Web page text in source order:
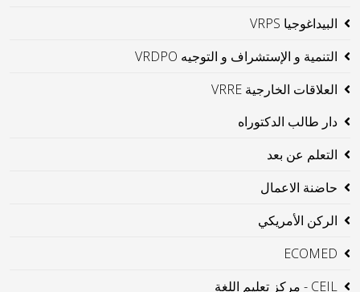
البيداغوجيا VRPS
التنمية و الإستشراف و التوجيه VRDPO
العلاقات الخارجية VRRE
دار طالب الدكتوراه
التعلم عن بعد
حاضنة الاعمال
الركن الأمريكي
ECOMED
CEIL - مركز تعليم اللغة